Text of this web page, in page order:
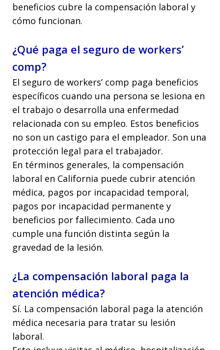
beneficios cubre la compensación laboral y
cómo funcionan.
¿Qué paga el seguro de workers’
comp?
El seguro de workers’ comp paga beneficios
específicos cuando una persona se lesiona en
el trabajo o desarrolla una enfermedad
relacionada con su empleo. Estos beneficios
no son un castigo para el empleador. Son una
protección legal para el trabajador.
En términos generales, la compensación
laboral en California puede cubrir atención
médica, pagos por incapacidad temporal,
pagos por incapacidad permanente y
beneficios por fallecimiento. Cada uno
cumple una función distinta según la
gravedad de la lesión.
¿La compensación laboral paga la
atención médica?
Sí. La compensación laboral paga la atención
médica necesaria para tratar su lesión
laboral.